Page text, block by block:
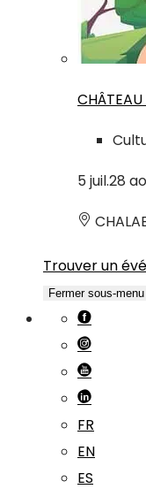
CHÂTEAU
5 juil.28
Trouver un
Fermer sous-menu
FR
EN
ES